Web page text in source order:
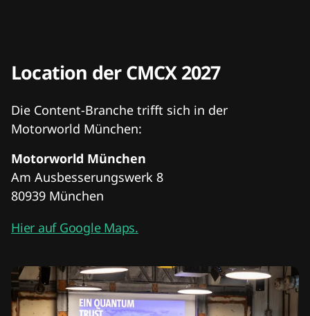
Location der CMCX 2027
Die Content-Branche trifft sich in der
Motorworld München:
Motorworld München
Am Ausbesserungswerk 8
80939 München
Hier auf Google Maps.